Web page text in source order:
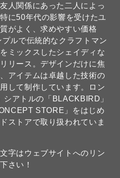
人関係にあった二人によっ
に50年代の影響を受けたユ
がよく、求めやすい価格
ルで伝統的なクラフトマン
ミックスしたシェイディな
リース。デザインだけに焦
アイテムは卓越した技術の
して制作しています。ロン
シアトルの「BLACKBIRD」
STORE」をはじめ
ストアで取り扱われていま
字はウェブサイトへのリン
さい！